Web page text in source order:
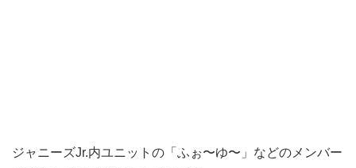
ジャニーズJr.内ユニットの「ふぉ〜ゆ〜」などのメンバー